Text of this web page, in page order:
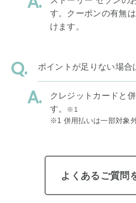
す。クーポンの有無は
けます。
ポイントが足りない場合
クレジットカードと
す。
※1
※1 併用払いは一部対象
よくあるご質問